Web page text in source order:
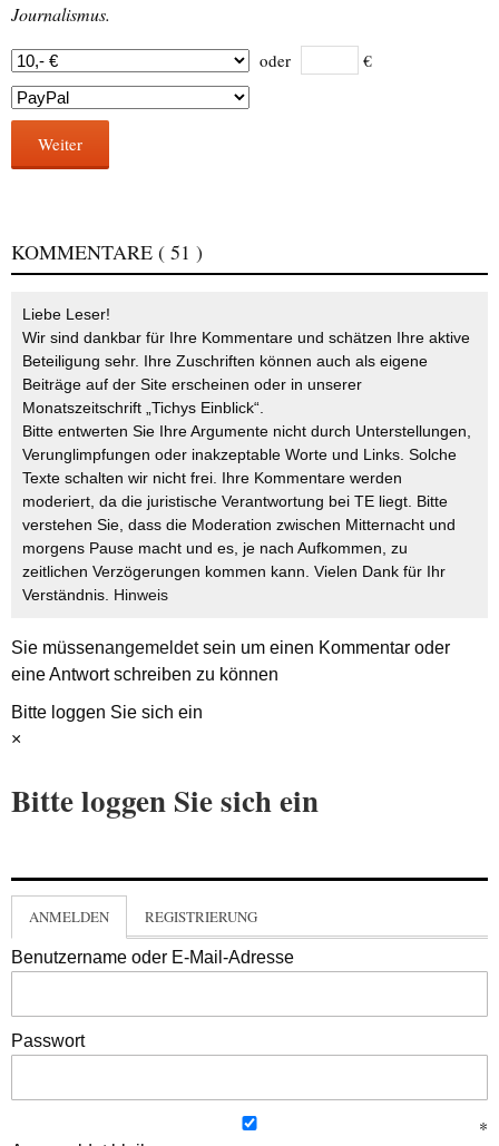
Journalismus.
oder €
Weiter
KOMMENTARE ( 51 )
Liebe Leser!
Wir sind dankbar für Ihre Kommentare und schätzen Ihre aktive
Beteiligung sehr. Ihre Zuschriften können auch als eigene
Beiträge auf der Site erscheinen oder in unserer
Monatszeitschrift „Tichys Einblick“.
Bitte entwerten Sie Ihre Argumente nicht durch Unterstellungen,
Verunglimpfungen oder inakzeptable Worte und Links. Solche
Texte schalten wir nicht frei. Ihre Kommentare werden
moderiert, da die juristische Verantwortung bei TE liegt. Bitte
verstehen Sie, dass die Moderation zwischen Mitternacht und
morgens Pause macht und es, je nach Aufkommen, zu
zeitlichen Verzögerungen kommen kann. Vielen Dank für Ihr
Verständnis. Hinweis
Sie müssenangemeldetsein um einen Kommentar oder
eine Antwort schreiben zu können
Bitte loggen Sie sich ein
×
Bitte loggen Sie sich ein
ANMELDEN REGISTRIERUNG
Benutzername oder E-Mail-Adresse
Passwort